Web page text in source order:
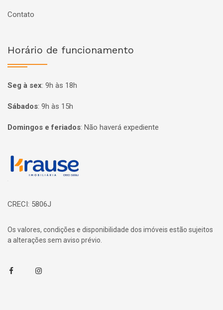
Contato
Horário de funcionamento
Seg à sex: 9h às 18h
Sábados: 9h às 15h
Domingos e feriados: Não haverá expediente
Página inicial
CRECI: 5806J
Os valores, condições e disponibilidade dos imóveis estão sujeitos
a alterações sem aviso prévio.
FacebookInstagram